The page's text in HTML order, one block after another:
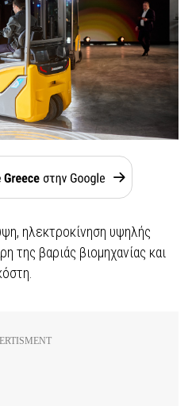
ηλεκτροκίνηση υψηλής
της βαριάς βιομηχανίας και